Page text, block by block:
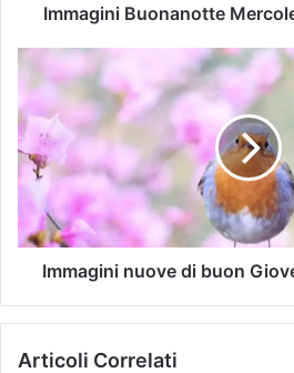
Immagini Buonanotte
Immagini nuove di buon
Articoli Correlati